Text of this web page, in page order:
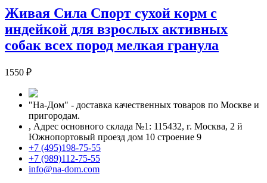
Живая Сила Спорт сухой корм с
индейкой для взрослых активных
собак всех пород мелкая гранула
1550 ₽
"На-Дом" - доставка качественных товаров по Москве и
пригородам.
, Адрес основного склада №1: 115432, г. Москва, 2 й
Южнопортовый проезд дом 10 строение 9
+7 (495)198-75-55
+7 (989)112-75-55
info@na-dom.com